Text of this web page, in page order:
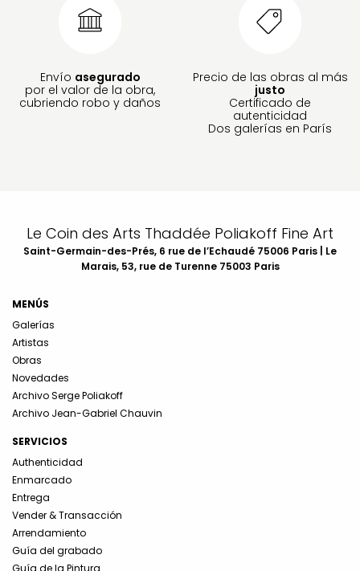
Envío asegurado
por el valor de la obra,
cubriendo robo y daños
Precio de las obras al más
justo
Certificado de
autenticidad
Dos galerías en París
Le Coin des Arts Thaddée Poliakoff Fine Art
Saint-Germain-des-Prés, 6 rue de l’Echaudé 75006 Paris | Le
Marais, 53, rue de Turenne 75003 Paris
MENÚS
Galerías
Artistas
Obras
Novedades
Archivo Serge Poliakoff
Archivo Jean-Gabriel Chauvin
SERVICIOS
Authenticidad
Enmarcado
Entrega
Vender & Transacción
Arrendamiento
Guía del grabado
Guía de la Pintura